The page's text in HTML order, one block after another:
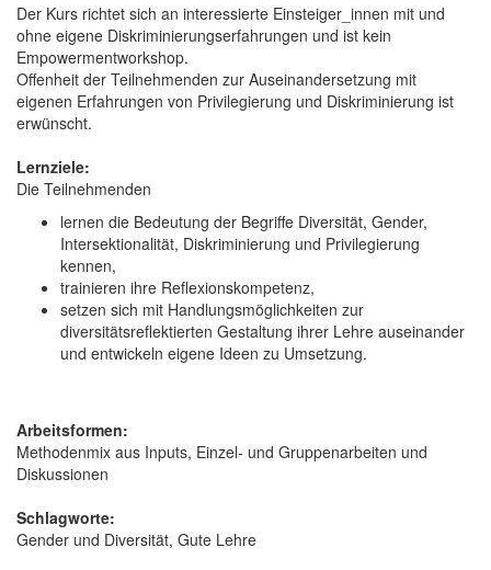
Der Kurs richtet sich an interessierte Einsteiger_innen mit und
ohne eigene Diskriminierungserfahrungen und ist kein
Empowermentworkshop.
Offenheit der Teilnehmenden zur Auseinandersetzung mit
eigenen Erfahrungen von Privilegierung und Diskriminierung ist
erwünscht.
Lernziele:
Die Teilnehmenden
lernen die Bedeutung der Begriffe Diversität, Gender,
Intersektionalität, Diskriminierung und Privilegierung
kennen,
trainieren ihre Reflexionskompetenz,
setzen sich mit Handlungsmöglichkeiten zur
diversitätsreflektierten Gestaltung ihrer Lehre auseinander
und entwickeln eigene Ideen zu Umsetzung.
Arbeitsformen:
Methodenmix aus Inputs, Einzel- und Gruppenarbeiten und
Diskussionen
Schlagworte:
Gender und Diversität, Gute Lehre